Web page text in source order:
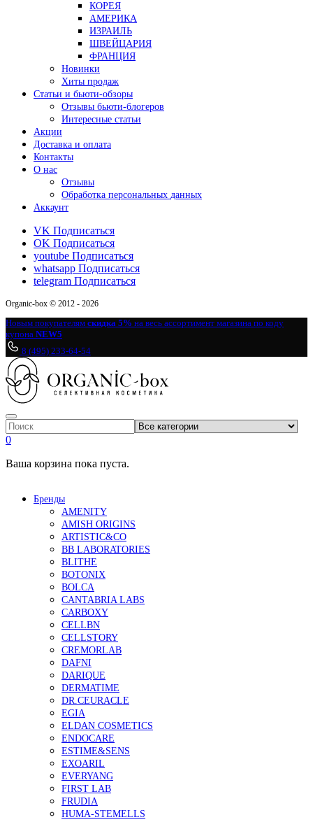
КОРЕЯ
АМЕРИКА
ИЗРАИЛЬ
ШВЕЙЦАРИЯ
ФРАНЦИЯ
Новинки
Хиты продаж
Статьи и бьюти-обзоры
Отзывы бьюти-блогеров
Интересные статьи
Акции
Доставка и оплата
Контакты
О нас
Отзывы
Обработка персональных данных
Аккаунт
VK Подписаться
OK Подписаться
youtube Подписаться
whatsapp Подписаться
telegram Подписаться
Organic-box © 2012 - 2026
Новым покупателям скидка 5% на весь ассортимент магазина по коду
купона NEW5
8 (495) 233-64-54
0
Ваша корзина пока пуста.
Бренды
AMENITY
AMISH ORIGINS
ARTISTIC&CO
BB LABORATORIES
BLITHE
BOTONIX
BOLCA
CANTABRIA LABS
CARBOXY
CELLBN
CELLSTORY
CREMORLAB
DAFNI
DARIQUE
DERMATIME
DR.CEURACLE
EGIA
ELDAN COSMETICS
ENDOCARE
ESTIME&SENS
EXOARIL
EVERYANG
FIRST LAB
FRUDIA
HUMA-STEMELLS